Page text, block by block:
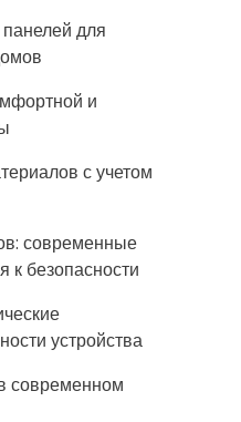
для
и
с учетом
современные
к безопасности
устройства
современном